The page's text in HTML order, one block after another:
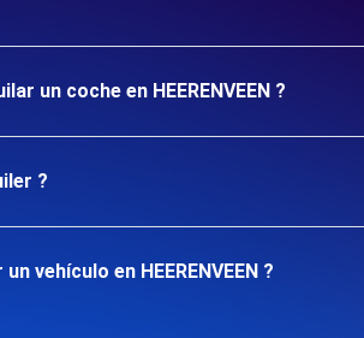
un coche en HEERENVEEN ?
?
vehículo en HEERENVEEN ?